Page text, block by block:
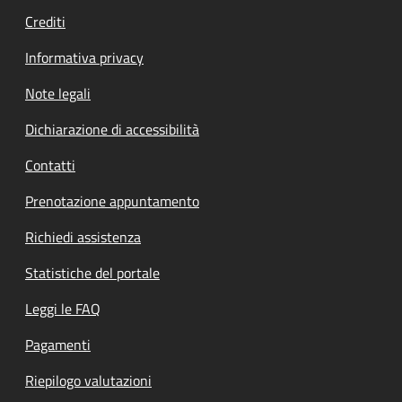
Crediti
Informativa privacy
Note legali
Dichiarazione di accessibilità
Contatti
Prenotazione appuntamento
Richiedi assistenza
Statistiche del portale
Leggi le FAQ
Pagamenti
Riepilogo valutazioni